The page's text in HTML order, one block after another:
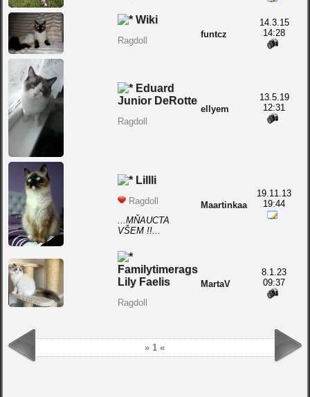
Wiki
Ragdoll
funtcz
14.3.15
14:28
Eduard
Junior DeRotte
Ragdoll
ellyem
13.5.19
12:31
Lillli
Ragdoll
...MŇAUCTA
VŠEM !!...
Maartinkaa
19.11.13
19:44
Familytimerags
Lily Faelis
Ragdoll
MartaV
8.1.23
09:37
» 1 «